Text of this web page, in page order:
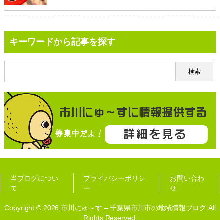
キーワードから記事を探す
当ブログについ
て
プライバシーポリシ
ー
お問い合わ
せ
Copyright © 2026 市川にゅ～す – 千葉県市川市の地域情報ブログ All
Rights Reserved.